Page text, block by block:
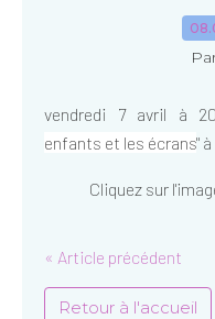
vendredi 7 avril à
enfants et les écrans"
Cliquez sur
« Article précédent
Retour à l'accueil